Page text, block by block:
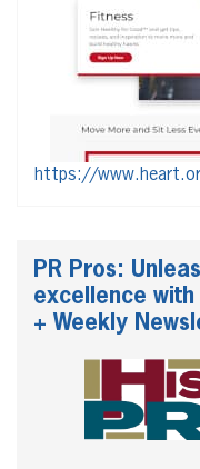
https://
PR Pros:
excellence
+ Weekly